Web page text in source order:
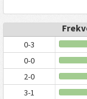
0-3
0-0
2-0
3-1